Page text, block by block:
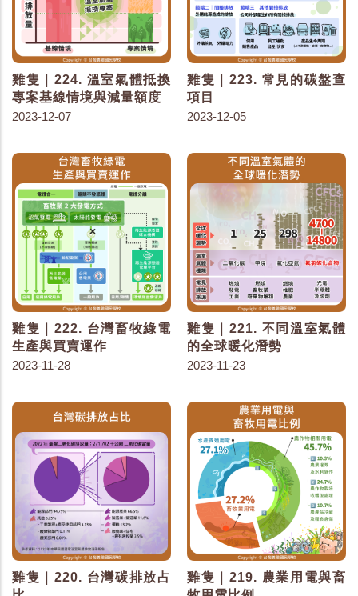
雞隻｜224. 溫室氣體抵換
專案基線情境與減量額度
2023-12-07
雞隻｜223. 常見的碳盤查
項目
2023-12-05
雞隻｜222. 台灣畜牧綠電
生產與買賣運作
2023-11-28
雞隻｜221. 不同溫室氣體
的全球暖化潛勢
2023-11-23
雞隻｜220. 台灣碳排放占
雞隻｜219. 農業用電與畜